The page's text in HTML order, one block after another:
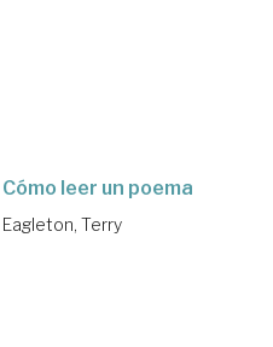
Cómo leer un poema
Eagleton, Terry